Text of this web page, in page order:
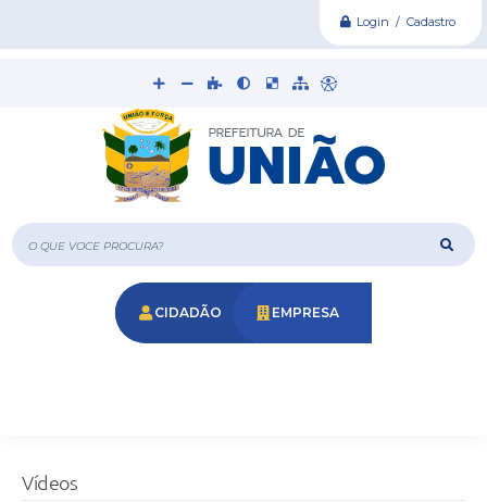
Login / Cadastro
O que voce procura?
CIDADÃO EMPRESA
Vídeos